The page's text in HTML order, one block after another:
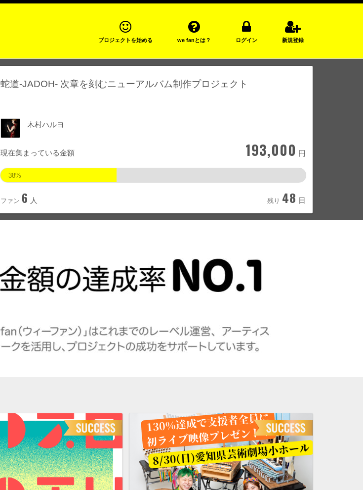
プロジェクトを始める we fanとは？ ログイン 新規登録
蛇道-JADOH- 次章を刻むニューアルバム制作プロジェクト
木村ハルヨ
現在集まっている金額 193,000 円
38%
ファン 6 人 残り 48 日